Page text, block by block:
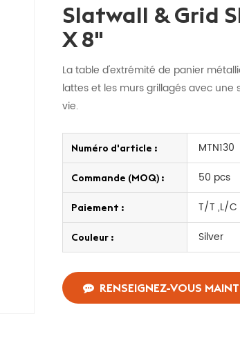
Slatwall & Grid
X 8"
La table d'extrémité de panier
lattes et les murs grillagés avec
vie.
Numéro d'article : MTN130
Commande (MOQ) : 50 pcs
Paiement : T/T ,L/C
Couleur : Silver
RENSEIGNEZ-VOUS